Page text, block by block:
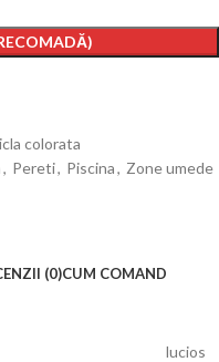
colorata
, Pereti, Piscina, Zone umede
(0)CUM COMAND
lucios